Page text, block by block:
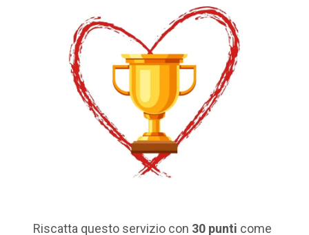
Riscatta questo servizio con 30 punti come